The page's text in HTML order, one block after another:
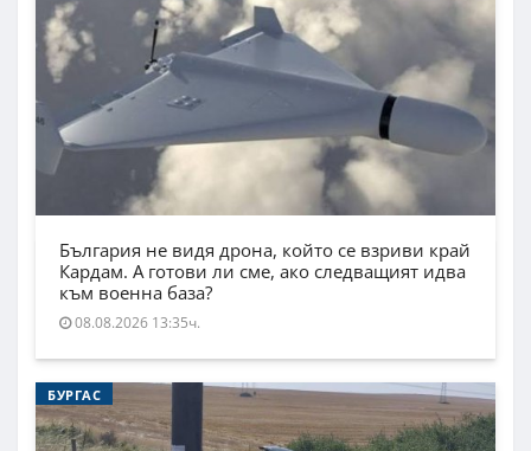
България не видя дрона, който се взриви край
Кардам. А готови ли сме, ако следващият идва
към военна база?
08.08.2026 13:35ч.
БУРГАС